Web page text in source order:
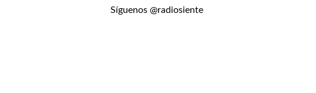
Síguenos @radiosiente